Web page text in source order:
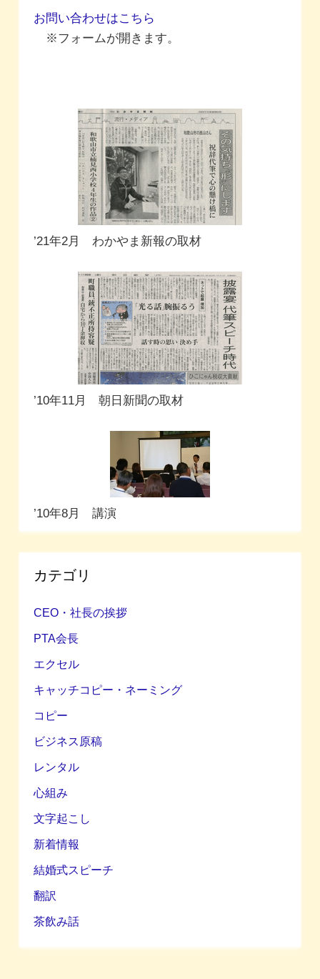
お問い合わせはこちら
※フォームが開きます。
’21年2月 わかやま新報の取材
’10年11月 朝日新聞の取材
’10年8月 講演
カテゴリ
CEO・社長の挨拶
PTA会長
エクセル
キャッチコピー・ネーミング
コピー
ビジネス原稿
レンタル
心組み
文字起こし
新着情報
結婚式スピーチ
翻訳
茶飲み話